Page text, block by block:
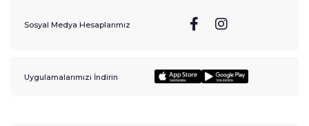
Sosyal Medya Hesaplarımız
Uygulamalarımızı İndirin